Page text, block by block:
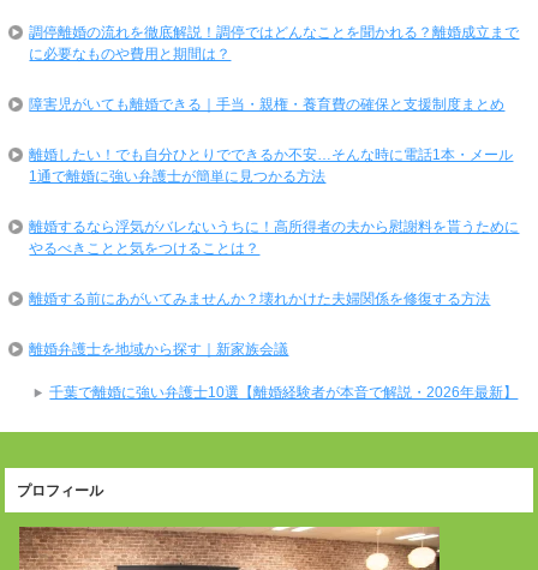
調停離婚の流れを徹底解説！調停ではどんなことを聞かれる？離婚成立まで
に必要なものや費用と期間は？
障害児がいても離婚できる｜手当・親権・養育費の確保と支援制度まとめ
離婚したい！でも自分ひとりでできるか不安…そんな時に電話1本・メール
1通で離婚に強い弁護士が簡単に見つかる方法
離婚するなら浮気がバレないうちに！高所得者の夫から慰謝料を貰うために
やるべきことと気をつけることは？
離婚する前にあがいてみませんか？壊れかけた夫婦関係を修復する方法
離婚弁護士を地域から探す｜新家族会議
千葉で離婚に強い弁護士10選【離婚経験者が本音で解説・2026年最新】
プロフィール